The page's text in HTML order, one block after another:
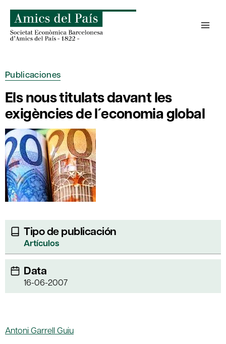
contenido
Publicaciones
Els nous titulats davant les
exigències de l´economia global
Tipo de publicación
Artículos
Data
16-06-2007
Antoni Garrell Guiu